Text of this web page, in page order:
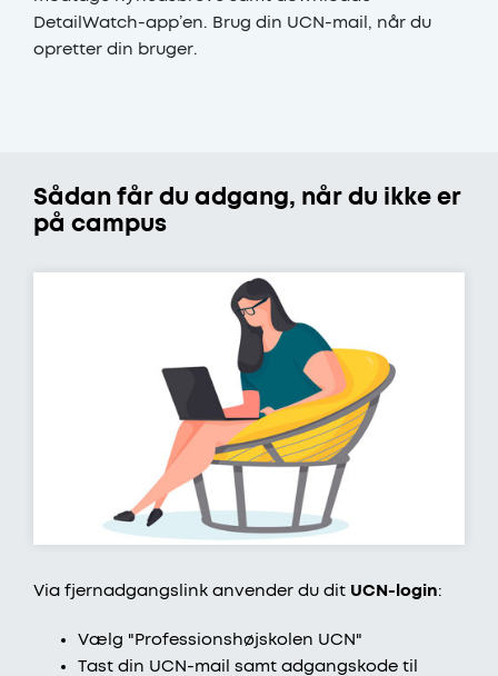
DetailWatch-app’en. Brug din UCN-mail, når du
opretter din bruger.
Sådan får du adgang, når du ikke er
på campus
Via fjernadgangslink anvender du dit UCN-login:
Vælg "Professionshøjskolen UCN"
Tast din UCN-mail samt adgangskode til